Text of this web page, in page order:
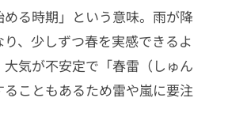
る時期」という意味。雨が降
、少しずつ春を実感できるよ
大気が不安定で「春雷（しゅん
ることもあるため雷や嵐に要注